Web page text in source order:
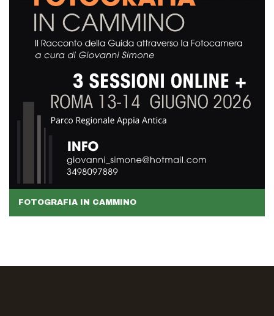
FOTOGRAFIA IN CAMMINO